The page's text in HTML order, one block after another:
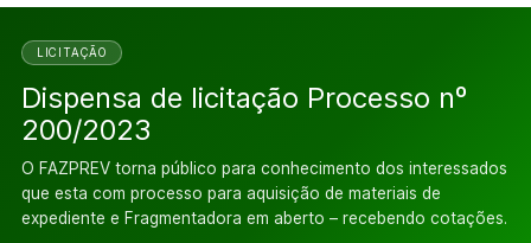
LICITAÇÃO
Dispensa de licitação Processo nº
200/2023
O FAZPREV torna público para conhecimento dos interessados
que esta com processo para aquisição de materiais de
expediente e Fragmentadora em aberto – recebendo cotações.